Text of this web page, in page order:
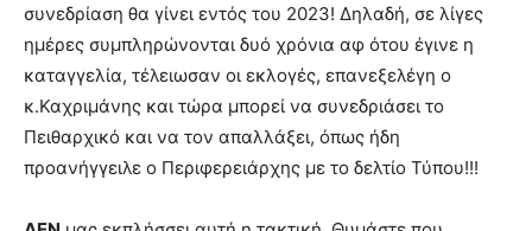
συνεδρίαση θα γίνει εντός του 2023! Δηλαδή, σε λίγες
ημέρες συμπληρώνονται δυό χρόνια αφ ότου έγινε η
καταγγελία, τέλειωσαν οι εκλογές, επανεξελέγη ο
κ.Καχριμάνης και τώρα μπορεί να συνεδριάσει το
Πειθαρχικό και να τον απαλλάξει, όπως ήδη
προανήγγειλε ο Περιφερειάρχης με το δελτίο Τύπου!!!